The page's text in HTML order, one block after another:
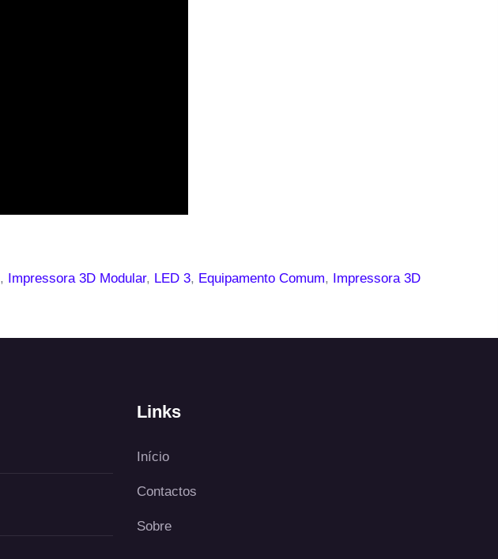
, Impressora 3D Modular, LED 3, Equipamento Comum,
Impressora 3D
Links
Início
Contactos
Sobre